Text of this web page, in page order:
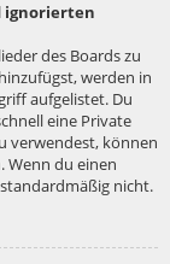
ignorierten
des Boards zu
werden in
aufgelistet. Du
eine Private
verwendest, können
Wenn du einen
nicht.